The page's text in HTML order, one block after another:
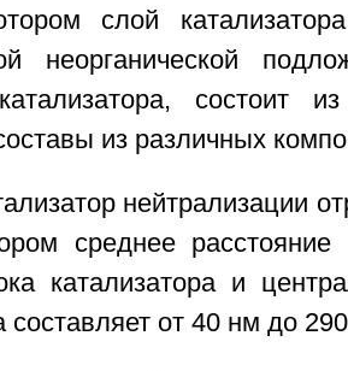
слой
неорганической
состоит
из различных
нейтрализации
среднее расстояние
катализатора и
составляет от 40 нм до